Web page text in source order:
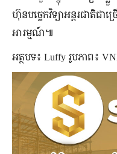
ហ៊ុនបច្ចេកវិទ្យាអន្តរជាតិជ
អារម្មណ៍៕
អត្ថបទ៖ Luffy រូបភាព៖